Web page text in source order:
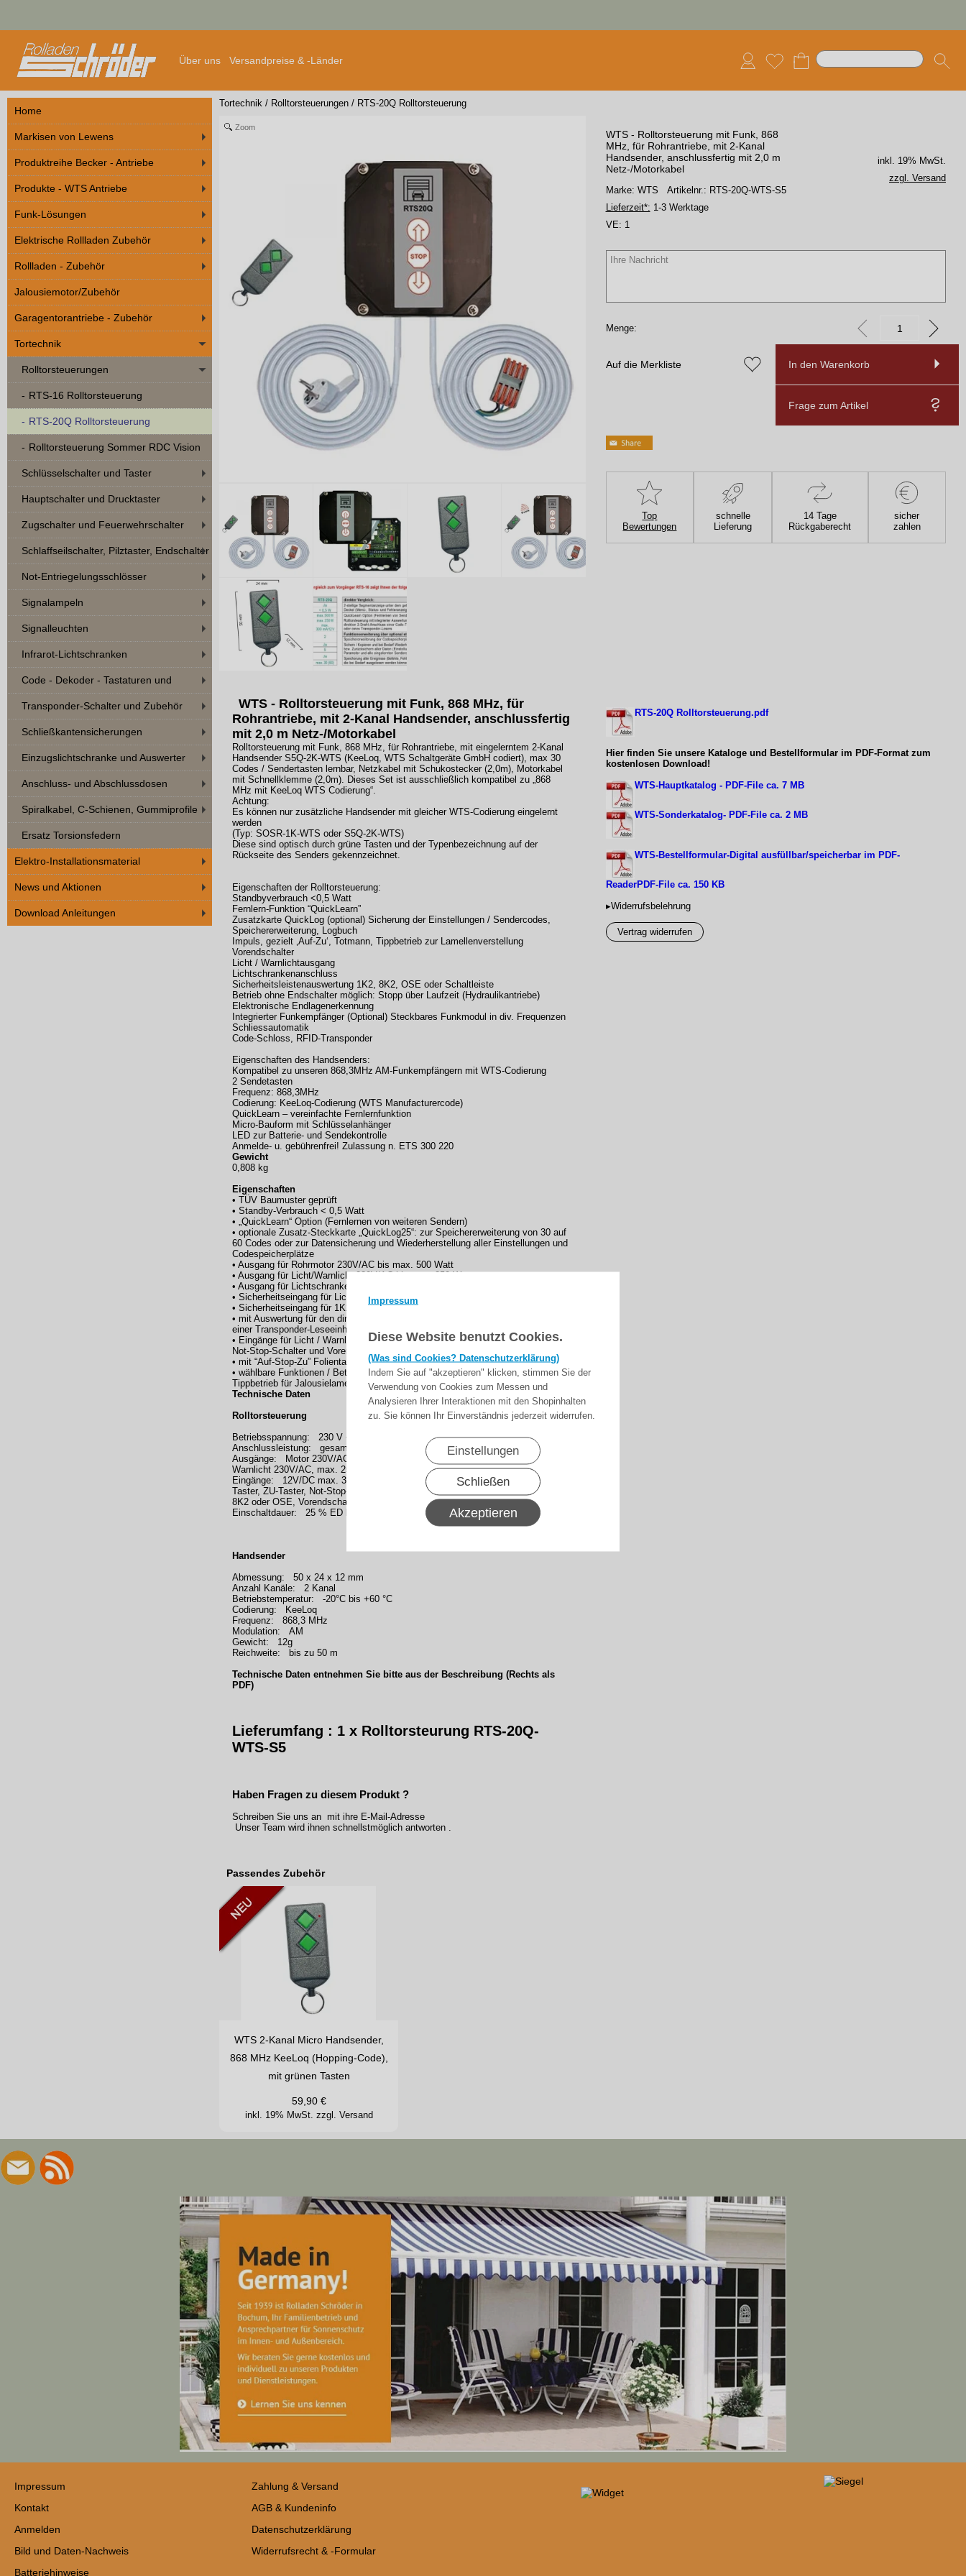
Impressum
Diese Website benutzt Cookies.
(Was sind Cookies? Datenschutzerklärung)
Indem Sie auf "akzeptieren" klicken, stimmen Sie der
Verwendung von Cookies zum Messen und
Analysieren Ihrer Interaktionen mit den Shopinhalten
zu. Sie können Ihr Einverständnis jederzeit widerrufen.
Einstellungen
Schließen
Akzeptieren
Über uns Versandpreise & -Länder
Home
Markisen von Lewens
Produktreihe Becker - Antriebe
Produkte - WTS Antriebe
Funk-Lösungen
Elektrische Rollladen Zubehör
Rollladen - Zubehör
Jalousiemotor/Zubehör
Garagentorantriebe - Zubehör
Tortechnik
Rolltorsteuerungen
RTS-16 Rolltorsteuerung
RTS-20Q Rolltorsteuerung
Rolltorsteuerung Sommer RDC Vision
Schlüsselschalter und Taster
Hauptschalter und Drucktaster
Zugschalter und Feuerwehrschalter
Schlaffseilschalter, Pilztaster, Endschalter
Not-Entriegelungsschlösser
Signalampeln
Signalleuchten
Infrarot-Lichtschranken
Code - Dekoder - Tastaturen und
Zubehör
Transponder-Schalter und Zubehör
Schließkantensicherungen
Einzugslichtschranke und Auswerter
Anschluss- und Abschlussdosen
Spiralkabel, C-Schienen, Gummiprofile
Ersatz Torsionsfedern
Elektro-Installationsmaterial
News und Aktionen
Download Anleitungen
Tortechnik / Rolltorsteuerungen / RTS-20Q Rolltorsteuerung
Zoom
WTS - Rolltorsteuerung mit Funk, 868
MHz, für Rohrantriebe, mit 2-Kanal
Handsender, anschlussfertig mit 2,0 m
Netz-/Motorkabel
Marke: WTS Artikelnr.: RTS-20Q-WTS-S5
Lieferzeit*: 1-3 Werktage
VE: 1
inkl. 19% MwSt.
zzgl. Versand
Menge:
Auf die Merkliste In den Warenkorb
Frage zum Artikel
Top
Bewertungen
schnelle
Lieferung
14 Tage
Rückgaberecht
sicher
zahlen
WTS - Rolltorsteuerung mit Funk, 868 MHz, für
Rohrantriebe, mit 2-Kanal Handsender, anschlussfertig
mit 2,0 m Netz-/Motorkabel
Rolltorsteuerung mit Funk, 868 MHz, für Rohrantriebe, mit eingelerntem 2-Kanal
Handsender S5Q-2K-WTS (KeeLoq, WTS Schaltgeräte GmbH codiert), max 30
Codes / Sendertasten lernbar, Netzkabel mit Schukostecker (2,0m), Motorkabel
mit Schnellklemme (2,0m). Dieses Set ist ausschließlich kompatibel zu „868
MHz mit KeeLoq WTS Codierung“.
Achtung:
Es können nur zusätzliche Handsender mit gleicher WTS-Codierung eingelernt
werden
(Typ: SOSR-1K-WTS oder S5Q-2K-WTS)
Diese sind optisch durch grüne Tasten und der Typenbezeichnung auf der
Rückseite des Senders gekennzeichnet.
Eigenschaften der Rolltorsteuerung:
Standbyverbrauch <0,5 Watt
Fernlern-Funktion “QuickLearn”
Zusatzkarte QuickLog (optional) Sicherung der Einstellungen / Sendercodes,
Speichererweiterung, Logbuch
Impuls, gezielt ‚Auf-Zu‘, Totmann, Tippbetrieb zur Lamellenverstellung
Vorendschalter
Licht / Warnlichtausgang
Lichtschrankenanschluss
Sicherheitsleistenauswertung 1K2, 8K2, OSE oder Schaltleiste
Betrieb ohne Endschalter möglich: Stopp über Laufzeit (Hydraulikantriebe)
Elektronische Endlagenerkennung
Integrierter Funkempfänger (Optional) Steckbares Funkmodul in div. Frequenzen
Schliessautomatik
Code-Schloss, RFID-Transponder
Eigenschaften des Handsenders:
Kompatibel zu unseren 868,3MHz AM-Funkempfängern mit WTS-Codierung
2 Sendetasten
Frequenz: 868,3MHz
Codierung: KeeLoq-Codierung (WTS Manufacturercode)
QuickLearn – vereinfachte Fernlernfunktion
Micro-Bauform mit Schlüsselanhänger
LED zur Batterie- und Sendekontrolle
Anmelde- u. gebührenfrei! Zulassung n. ETS 300 220
Gewicht
0,808 kg
Eigenschaften
• TÜV Baumuster geprüft
• Standby-Verbrauch < 0,5 Watt
• „QuickLearn“ Option (Fernlernen von weiteren Sendern)
• optionale Zusatz-Steckkarte „QuickLog25“: zur Speichererweiterung von 30 auf
60 Codes oder zur Datensicherung und Wiederherstellung aller Einstellungen und
Codespeicherplätze
• Ausgang für Rohrmotor 230V/AC bis max. 500 Watt
• Ausgang für Licht/Warnlicht 230V/AC bis max. 250 Watt
• Ausgang für Lichtschranke, OSE 12V/DC bis max. 300mA
• Sicherheitseingang für Lichtschranke
• Sicherheitseingang für 1K2 oder 8K2 oder OSE Schaltleiste
• mit Auswertung für den direkten Anschluss einer Codeschloss-Tastatur oder
einer Transponder-Leseeinheit
• Eingänge für Licht / Warnlicht, externen Impuls-Taster oder Auf/Zu-Taster sowie
Not-Stop-Schalter und Vorendschalter
• mit “Auf-Stop-Zu” Folientastatur im Deckel
• wählbare Funktionen / Betriebsarten: Impuls, gezielt “Auf-Zu”, Totmann,
Tippbetrieb für Jalousielamellen, Schließautomatik
Technische Daten
Rolltorsteuerung
Betriebsspannung: 230 V + 10 %, 50 Hz.; Ruhestrom / Standby: < 0,5 W
Anschlussleistung: gesamt max. 750 VA (Summe Ausgänge Motor und Licht)
Ausgänge: Motor 230V/AC min. 30VA, max. 500VA, max. 500W; Licht bzw.
Warnlicht 230V/AC, max. 250W;
Eingänge: 12V/DC max. 300mA für Lichtschranke / OSE, Impulstaster, AUF-
Taster, ZU-Taster, Not-Stop-Schalter, Lichtschranke, Sicherheitsleiste 1K2 oder
8K2 oder OSE, Vorendschalter, Codeschloss oder Transponderschalter
Einschaltdauer: 25 % ED bei max. 99 sec. Motorlaufzeit
Handsender
Abmessung: 50 x 24 x 12 mm
Anzahl Kanäle: 2 Kanal
Betriebstemperatur: -20°C bis +60 °C
Codierung: KeeLoq
Frequenz: 868,3 MHz
Modulation: AM
Gewicht: 12g
Reichweite: bis zu 50 m
Technische Daten entnehmen Sie bitte aus der Beschreibung (Rechts als
PDF)
Lieferumfang : 1 x Rolltorsteurung RTS-20Q-
WTS-S5
Haben Fragen zu diesem Produkt ?
Schreiben Sie uns an mit ihre E-Mail-Adresse
Unser Team wird ihnen schnellstmöglich antworten .
RTS-20Q Rolltorsteuerung.pdf
Hier finden Sie unsere Kataloge und Bestellformular im PDF-Format zum
kostenlosen Download!
WTS-Hauptkatalog - PDF-File ca. 7 MB
WTS-Sonderkatalog- PDF-File ca. 2 MB
WTS-Bestellformular-Digital ausfüllbar/speicherbar im PDF-
ReaderPDF-File ca. 150 KB
▸Widerrufsbelehrung
Vertrag widerrufen
Passendes Zubehör
WTS 2-Kanal Micro Handsender,
868 MHz KeeLoq (Hopping-Code),
mit grünen Tasten
inkl. 19% MwSt. zzgl. Versand
59,90€
Impressum
Kontakt
Anmelden
Bild und Daten-Nachweis
Batteriehinweise
Zahlung & Versand
AGB & Kundeninfo
Datenschutzerklärung
Widerrufsrecht & -Formular